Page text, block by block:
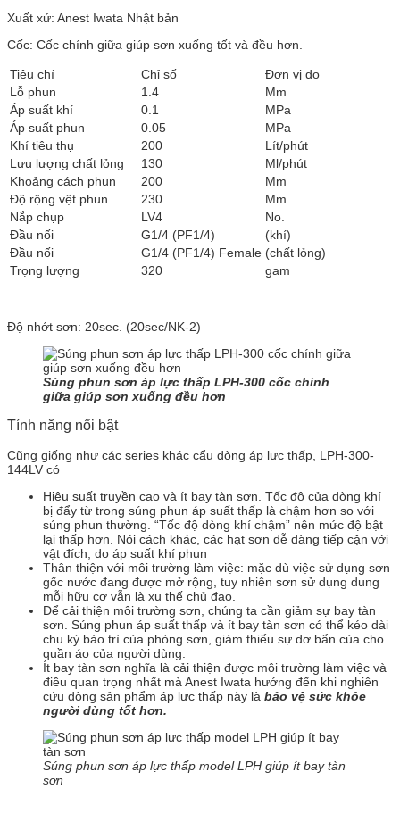
Xuất xứ: Anest Iwata Nhật bản
Cốc: Cốc chính giữa giúp sơn xuống tốt và đều hơn.
Tiêu chí Chỉ số
Đơn vị đo
Lỗ phun
1.4
Mm
Áp suất khí
0.1
MPa
Áp suất phun
0.05
MPa
Khí tiêu thụ
200
Lít/phút
Lưu lượng chất lỏng
130
Ml/phút
Khoảng cách phun
200
Mm
Độ rộng vệt phun
230
Mm
Nắp chụp
LV4
No.
Đầu nối
G1/4 (PF1/4)
(khí)
Đầu nối
G1/4 (PF1/4) Female (chất lỏng)
Trọng lượng
320 gam
Độ nhớt sơn: 20sec. (20sec/NK-2)
Súng phun sơn áp lực thấp LPH-300 cốc chính
giữa giúp sơn xuống đều hơn
Tính năng nổi bật
Cũng giống như các series khác cẩu dòng áp lực thấp, LPH-300-
144LV có
Hiệu suất truyền cao và ít bay tàn sơn. Tốc độ của dòng khí
bị đẩy từ trong súng phun áp suất thấp là chậm hơn so với
súng phun thường. “Tốc độ dòng khí chậm” nên mức độ bật
lại thấp hơn. Nói cách khác, các hạt sơn dễ dàng tiếp cận với
vật đích, do áp suất khí phun
Thân thiện với môi trường làm việc: mặc dù việc sử dụng sơn
gốc nước đang được mở rộng, tuy nhiên sơn sử dụng dung
mỗi hữu cơ vẫn là xu thế chủ đạo.
Để cải thiện môi trường sơn, chúng ta cần giảm sự bay tàn
sơn. Súng phun áp suất thấp và ít bay tàn sơn có thể kéo dài
chu kỳ bảo trì của phòng sơn, giảm thiểu sự dơ bẩn của cho
quần áo của người dùng.
Ít bay tàn sơn nghĩa là cải thiện được môi trường làm việc và
điều quan trọng nhất mà Anest Iwata hướng đến khi nghiên
cứu dòng sản phẩm áp lực thấp này là bảo vệ sức khỏe
người dùng tốt hơn.
Súng phun sơn áp lực thấp model LPH giúp ít bay tàn
sơn